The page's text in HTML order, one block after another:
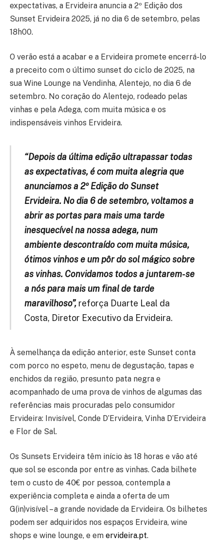
expectativas, a Ervideira anuncia a 2º Edição dos
Sunset Ervideira 2025, já no dia 6 de setembro, pelas
18h00.
O verão está a acabar e a Ervideira promete encerrá-lo
a preceito com o último sunset do ciclo de 2025, na
sua Wine Lounge na Vendinha, Alentejo, no dia 6 de
setembro. No coração do Alentejo, rodeado pelas
vinhas e pela Adega, com muita música e os
indispensáveis vinhos Ervideira.
“Depois da última edição ultrapassar todas
as expectativas, é com muita alegria que
anunciamos a 2º Edição do Sunset
Ervideira. No dia 6 de setembro, voltamos a
abrir as portas para mais uma tarde
inesquecível na nossa adega, num
ambiente descontraído com muita música,
ótimos vinhos e um pôr do sol mágico sobre
as vinhas. Convidamos todos a juntarem-se
a nós para mais um final de tarde
maravilhoso”, reforça Duarte Leal da
Costa, Diretor Executivo da Ervideira.
À semelhança da edição anterior, este Sunset conta
com porco no espeto, menu de degustação, tapas e
enchidos da região, presunto pata negra e
acompanhado de uma prova de vinhos de algumas das
referências mais procuradas pelo consumidor
Ervideira: Invisível, Conde D’Ervideira, Vinha D’Ervideira
e Flor de Sal.
Os Sunsets Ervideira têm início às 18 horas e vão até
que sol se esconda por entre as vinhas. Cada bilhete
tem o custo de 40€ por pessoa, contempla a
experiência completa e ainda a oferta de um
G(in)visível – a grande novidade da Ervideira. Os bilhetes
podem ser adquiridos nos espaços Ervideira, wine
shops e wine lounge, e em ervideira.pt.